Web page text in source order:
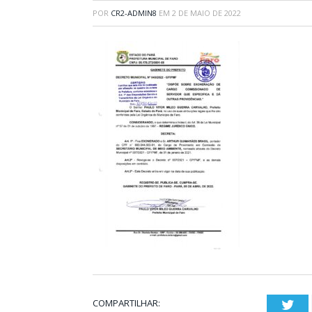
POR CR2-ADMIN8 EM 2 DE MAIO DE 2022
COMPARTILHAR: